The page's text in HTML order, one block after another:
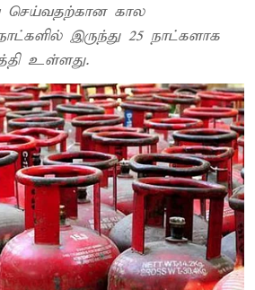
செய்வதற்கான கால
இருந்து 25 நாட்களாக
உள்ளது.